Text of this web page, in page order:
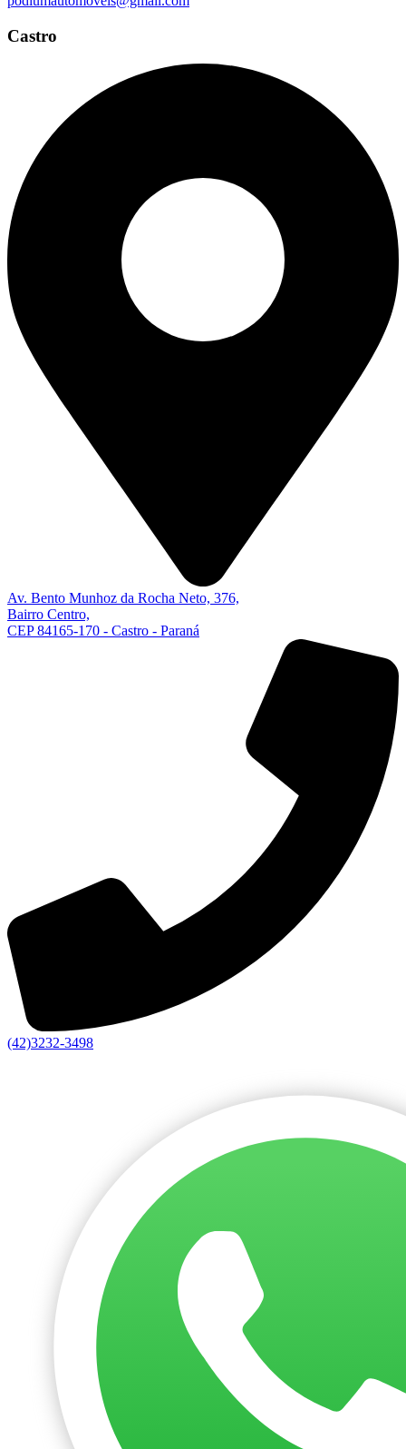
Castro
Av. Bento Munhoz da Rocha Neto, 376,
Bairro Centro,
CEP 84165-170 - Castro - Paraná
(42)3232-3498